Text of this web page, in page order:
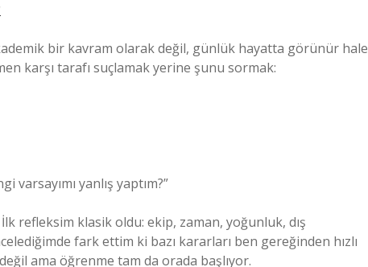
bir kavram olarak değil, günlük hayatta görünür hale
karşı tarafı suçlamak yerine şunu sormak:
varsayımı yanlış yaptım?”
refleksim klasik oldu: ekip, zaman, yoğunluk, dış
fark ettim ki bazı kararları ben gereğinden hızlı
ama öğrenme tam da orada başlıyor.